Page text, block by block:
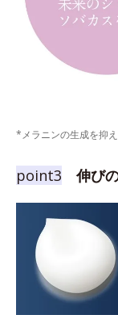
*メラニンの生成を抑
point3 伸び